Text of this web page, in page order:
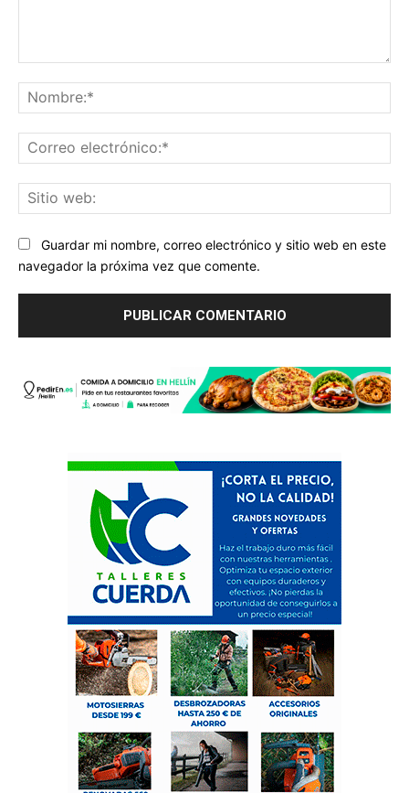
Guardar mi nombre, correo electrónico y sitio web en este
navegador la próxima vez que comente.